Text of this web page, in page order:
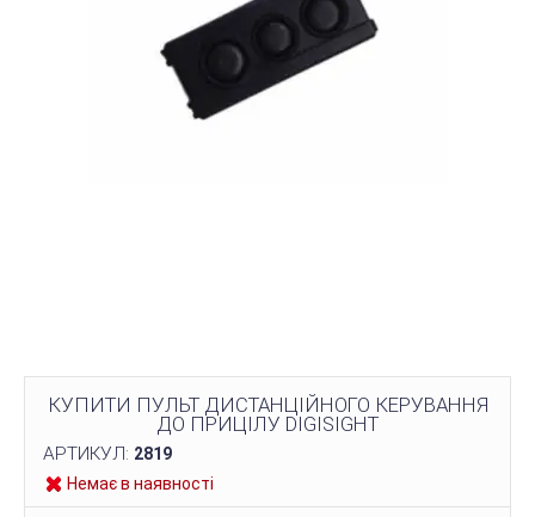
КУПИТИ ПУЛЬТ ДИСТАНЦІЙНОГО КЕРУВАННЯ
ДО ПРИЦІЛУ DIGISIGHT
АРТИКУЛ: 2819
Немає в наявності